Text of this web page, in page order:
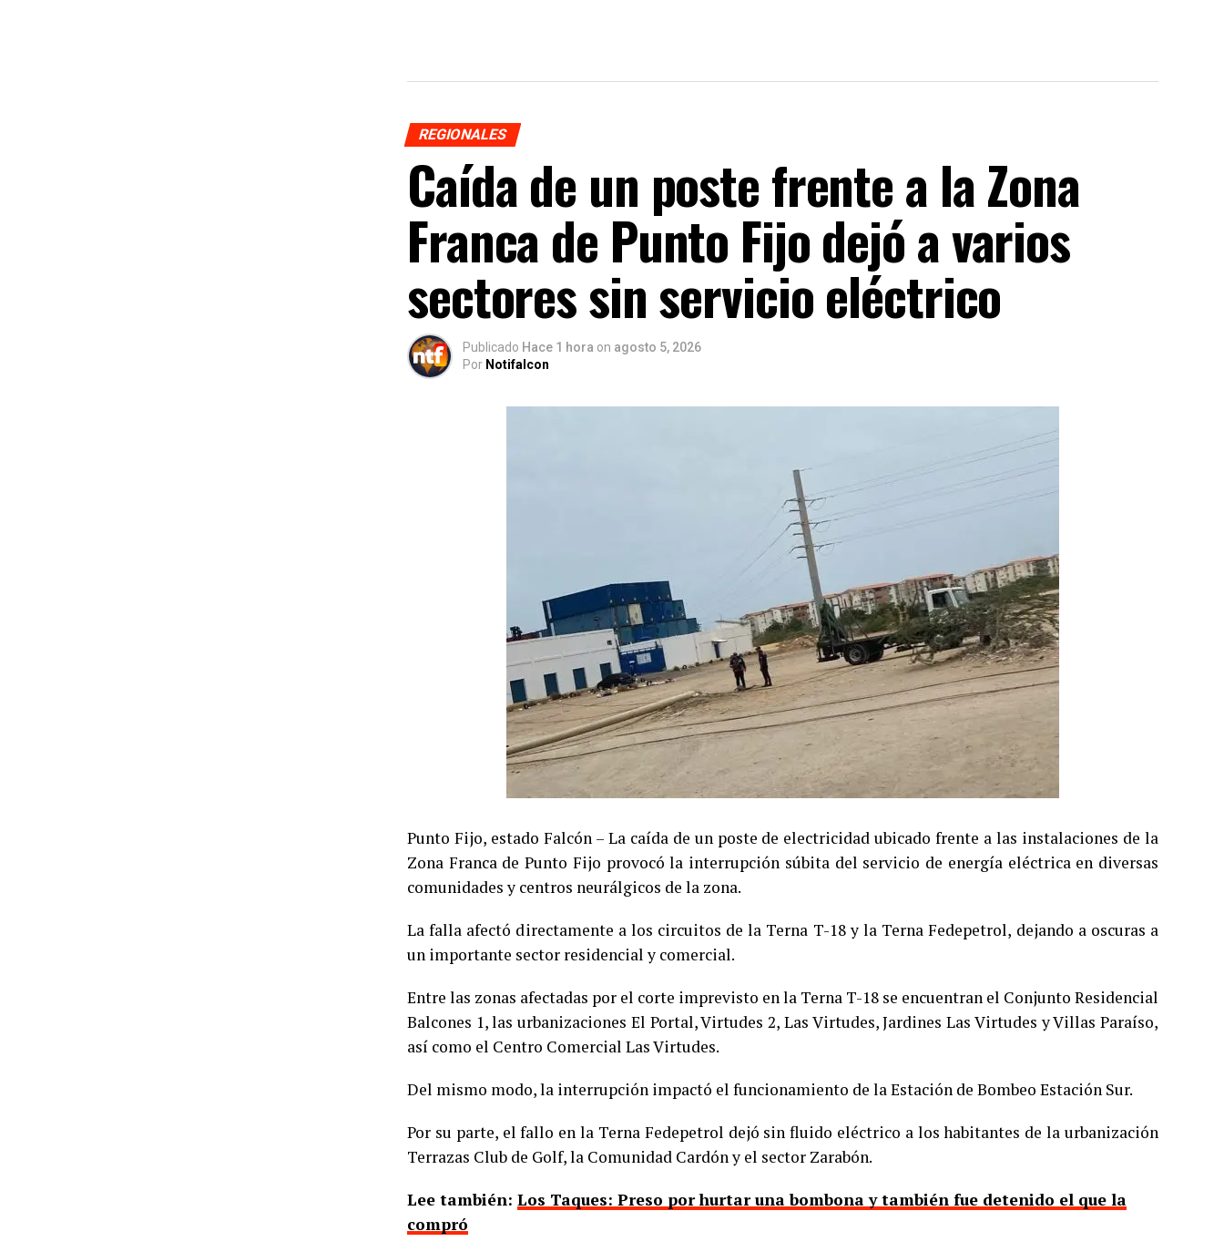
REGIONALES
Caída de un poste frente a la Zona
Franca de Punto Fijo dejó a varios
sectores sin servicio eléctrico
Publicado Hace 1 hora on agosto 5, 2026
Por Notifalcon
Punto Fijo, estado Falcón – La caída de un poste de electricidad ubicado frente a las instalaciones de la
Zona Franca de Punto Fijo provocó la interrupción súbita del servicio de energía eléctrica en diversas
comunidades y centros neurálgicos de la zona.
La falla afectó directamente a los circuitos de la Terna T-18 y la Terna Fedepetrol, dejando a oscuras a
un importante sector residencial y comercial.
Entre las zonas afectadas por el corte imprevisto en la Terna T-18 se encuentran el Conjunto Residencial
Balcones 1, las urbanizaciones El Portal, Virtudes 2, Las Virtudes, Jardines Las Virtudes y Villas Paraíso,
así como el Centro Comercial Las Virtudes.
Del mismo modo, la interrupción impactó el funcionamiento de la Estación de Bombeo Estación Sur.
Por su parte, el fallo en la Terna Fedepetrol dejó sin fluido eléctrico a los habitantes de la urbanización
Terrazas Club de Golf, la Comunidad Cardón y el sector Zarabón.
Lee también: Los Taques: Preso por hurtar una bombona y también fue detenido el que la
compró